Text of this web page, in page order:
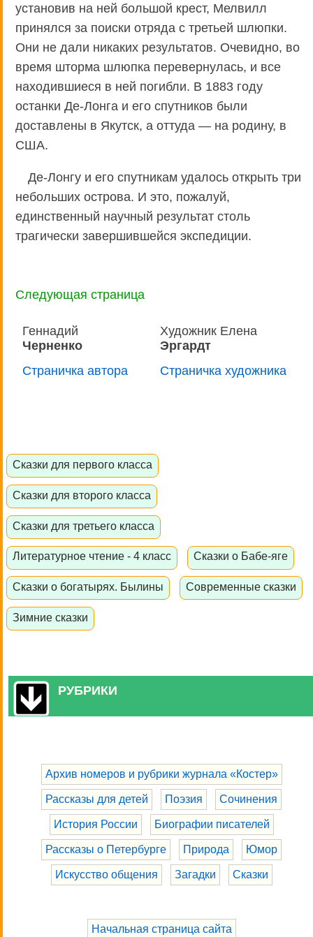
установив на ней большой крест, Мелвилл
принялся за поиски отряда с третьей шлюпки.
Они не дали никаких результатов. Очевидно, во
время шторма шлюпка перевернулась, и все
находившиеся в ней погибли. В 1883 году
останки Де-Лонга и его спутников были
доставлены в Якутск, а оттуда — на родину, в
США.
Де-Лонгу и его спутникам удалось открыть три
небольших острова. И это, пожалуй,
единственный научный результат столь
трагически завершившейся экспедиции.
Следующая страница
Геннадий
Черненко
Художник Елена
Эргардт
Страничка автора
Страничка художника
Сказки для первого класса
Сказки для второго класса
Сказки для третьего класса
Литературное чтение - 4 класс Сказки о Бабе-яге
Сказки о богатырях. Былины Современные сказки
Зимние сказки
РУБРИКИ
Архив номеров и рубрики журнала «Костер»
Рассказы для детей Поэзия Сочинения
История России Биографии писателей
Рассказы о Петербурге Природа Юмор
Искусство общения Загадки Сказки
Начальная страница сайта